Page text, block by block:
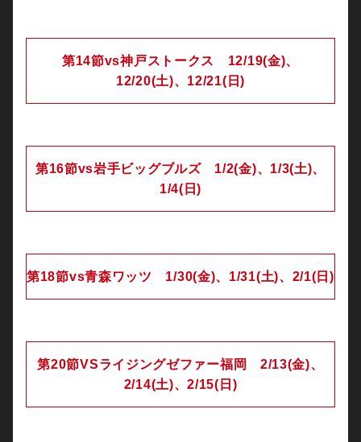
第14節vs神戸ストークス 12/19(金)、
12/20(土)、12/21(日)
第16節vs岩手ビッグブルズ 1/2(金)、1/3(土)、
1/4(日)
第18節vs青森ワッツ 1/30(金)、1/31(土)、2/1(日)
第20節VSライジングゼファー福岡 2/13(金)、
2/14(土)、2/15(日)